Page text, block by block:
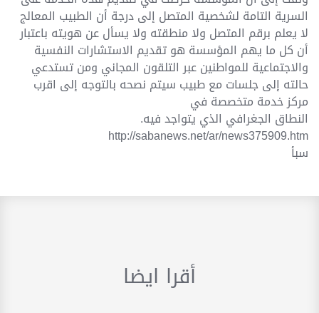
السرية التامة لشخصية المتصل إلى درجة أن الطبيب المعالج
لا يعلم برقم المتصل ولا منطقته ولا يسأل عن هويته باعتبار
أن كل ما يهم المؤسسة هو تقديم الاستشارات النفسية
والاجتماعية للمواطنين عبر التلقون المجاني ومن تستدعي
حالته إلى جلسات مع طبيب سيتم نصحه بالتوجه إلى اقرب
مركز خدمة متخصصة في
النطاق الجغرافي الذي يتواجد فيه.
http://sabanews.net/ar/news375909.htm
سبأ
أقرا ايضا